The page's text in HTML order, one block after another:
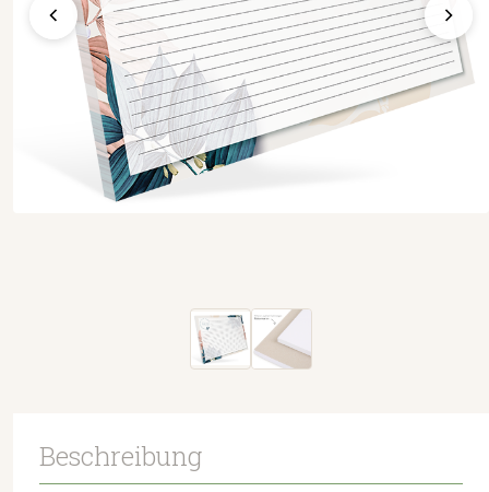
Beschreibung